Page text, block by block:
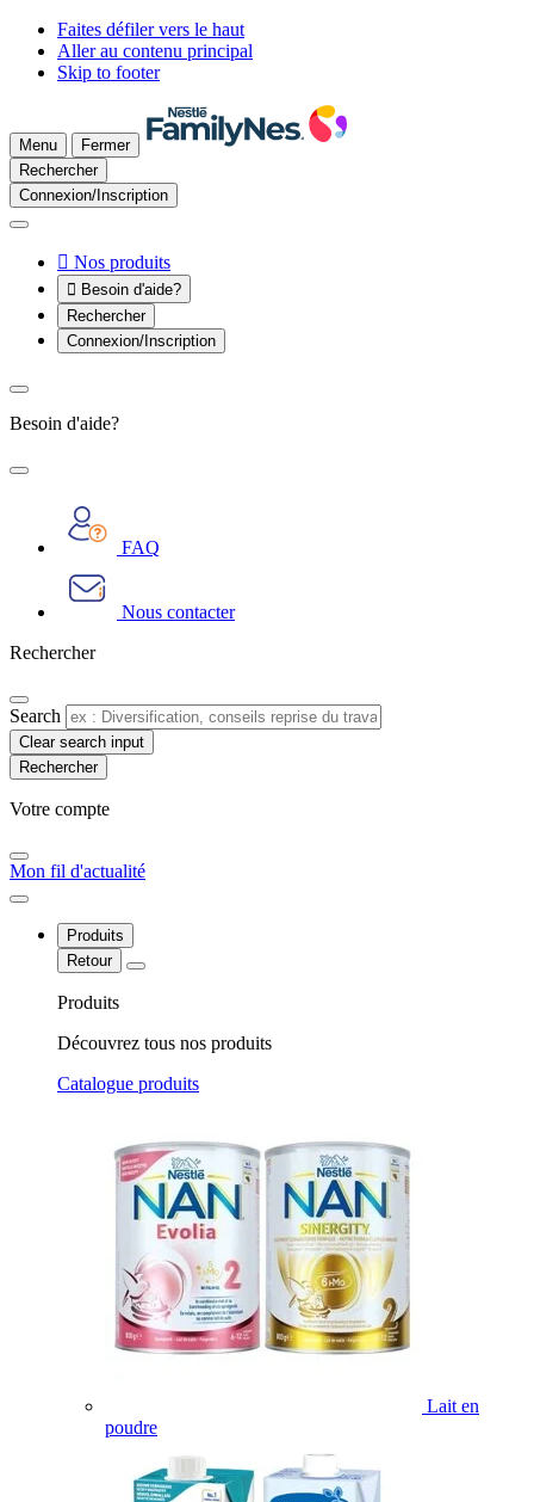
Faites défiler vers le haut
Aller au contenu principal
Skip to footer
Menu
Fermer
Rechercher
Connexion/Inscription
 Nos produits
 Besoin d'aide?
Rechercher
Connexion/Inscription
Besoin d'aide?
FAQ
Nous contacter
Rechercher
Search
Clear search input
Votre compte​
Mon fil d'actualité
Produits
Retour
Produits
Découvrez tous nos produits
Catalogue produits
Lait en
poudre